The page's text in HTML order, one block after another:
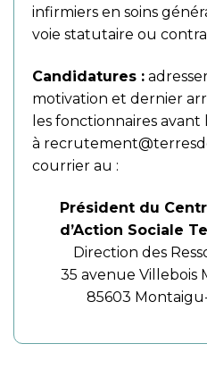
infirmiers en soins
voie statutaire ou
Candidatures :
motivation et dernier
les fonctionnaires avant
à
courrier au :
Président du
d’Action Sociale
Direction des
35 avenue Villebois
85603